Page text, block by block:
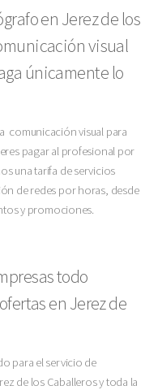
en Jerez de los
visual
únicamente lo
comunicación visual para
pagar al profesional por
una tarifa de servicios
de redes por horas, desde
y promociones.
todo
en Jerez de
para el servicio de
de los Caballeros y toda la